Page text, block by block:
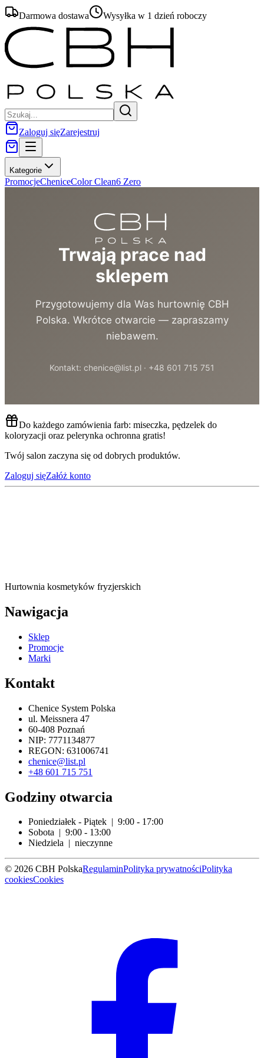
Darmowa dostawa Wysyłka w 1 dzień roboczy
Zaloguj sięZarejestruj
Kategorie
PromocjeCheniceColor Clean6 Zero
Trwają prace nad
sklepem
Przygotowujemy dla Was hurtownię CBH
Polska. Wkrótce otwarcie — zapraszamy
niebawem.
Kontakt: chenice@list.pl · +48 601 715 751
Do każdego zamówienia farb: miseczka, pędzelek do
koloryzacji oraz pelerynka ochronna gratis!
Twój salon zaczyna się od dobrych produktów.
Zaloguj sięZałóż konto
Hurtownia kosmetyków fryzjerskich
Nawigacja
Sklep
Promocje
Marki
Kontakt
Chenice System Polska
ul. Meissnera 47
60-408 Poznań
NIP: 7771134877
REGON: 631006741
chenice@list.pl
+48 601 715 751
Godziny otwarcia
Poniedziałek - Piątek | 9:00 - 17:00
Sobota | 9:00 - 13:00
Niedziela | nieczynne
© 2026 CBH PolskaRegulaminPolityka prywatnościPolityka
cookiesCookies